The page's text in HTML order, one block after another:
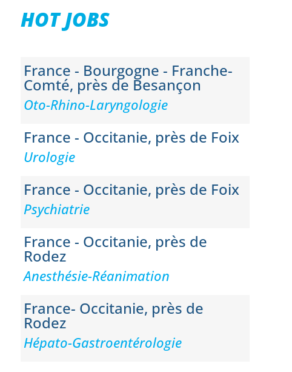
l’expertise et au professionnalisme
remarquables de Mme Zsuzsanna BONY-
communication nécessaire.
Tout au long de notre projet de mobilité, nous
avons bénéficié d’un suivi attentif, d’un
communication.
Nous sommes ravis de notre choix et
recommandons chaleureusement Bora EGV à
HOT JOBS
France - Bourgogne - Franche-
Comté, près de Besançon
Oto-Rhino-Laryngologie
France - Occitanie, près de Foix
Urologie
France - Occitanie, près de Foix
Psychiatrie
France - Occitanie, près de
Rodez
Anesthésie-Réanimation
France- Occitanie, près de
Rodez
Hépato-Gastroentérologie